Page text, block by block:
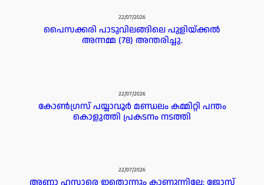
22/07/2026
പൈസക്കരി പാടുവിലങ്ങിലെ പുളിയ്ക്കൽ
അന്നമ്മ (78) അന്തരിച്ചു.
22/07/2026
കോൺഗ്രസ് പയ്യാവൂർ മണ്ഡലം കമ്മിറ്റി പന്തം
കൊളുത്തി പ്രകടനം നടത്തി
22/07/2026